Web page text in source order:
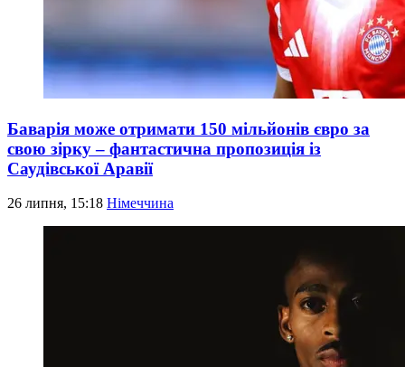
Баварія може отримати 150 мільйонів євро за
свою зірку – фантастична пропозиція із
Саудівської Аравії
26 липня, 15:18 Німеччина